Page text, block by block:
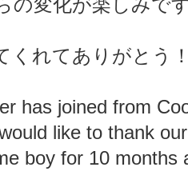
の変化が楽しみで
くれてありがとう
has joined from
like to thank
boy for 10 months